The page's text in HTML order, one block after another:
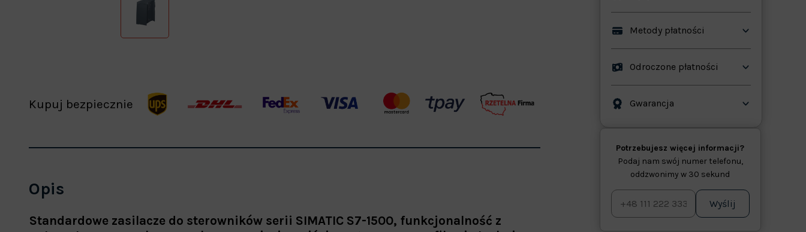
Kupuj bezpiecznie
Metody płatności
Odroczone płatności
Gwarancja
Potrzebujesz więcej informacji?
Podaj nam swój numer telefonu,
oddzwonimy w 30 sekund
Wyślij
Opis
Standardowe zasilacze do sterowników serii SIMATIC S7-1500, funkcjonalność z